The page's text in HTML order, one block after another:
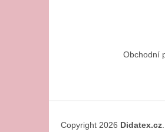
Obchodní
Copyright 2026 Didatex.cz